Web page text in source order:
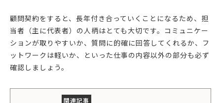
顧問契約をすると、長年付き合っていくことになるため、担
当者（主に代表者）の人柄はとても大切です。コミュニケー
ションが取りやすいか、質問に的確に回答してくれるか、フ
ットワークは軽いか、といった仕事の内容以外の部分も必ず
確認しましょう。